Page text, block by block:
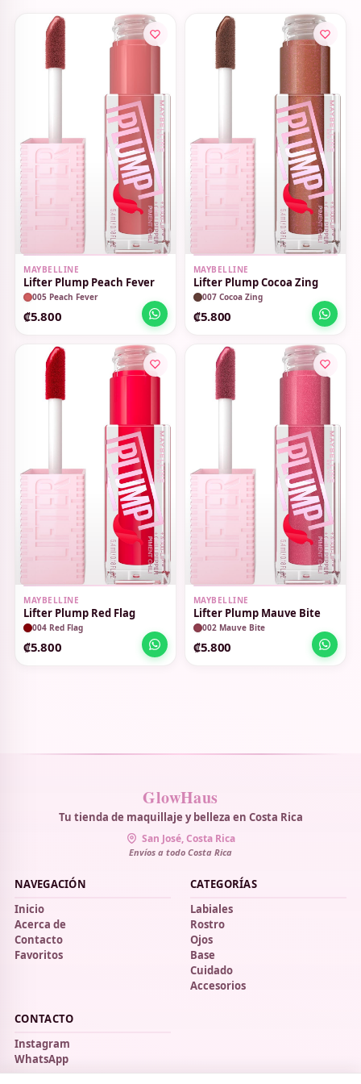
MAYBELLINE
Lifter Plump Peach Fever
005 Peach Fever
₡5.800
MAYBELLINE
Lifter Plump Cocoa Zing
007 Cocoa Zing
₡5.800
MAYBELLINE
Lifter Plump Red Flag
004 Red Flag
₡5.800
MAYBELLINE
Lifter Plump Mauve Bite
002 Mauve Bite
₡5.800
GlowHaus
Tu tienda de maquillaje y belleza en Costa Rica
San José, Costa Rica
Envíos a todo Costa Rica
NAVEGACIÓN
Inicio
Acerca de
Contacto
Favoritos
CATEGORÍAS
Labiales
Rostro
Ojos
Base
Cuidado
Accesorios
CONTACTO
Instagram
WhatsApp